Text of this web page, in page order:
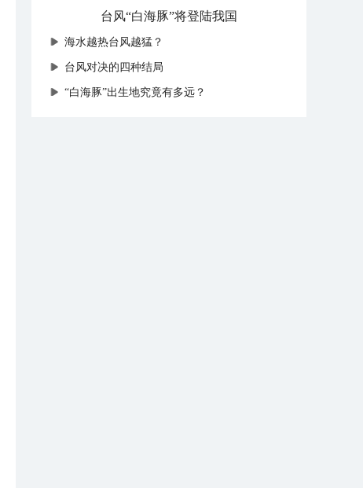
台风“白海豚”将登陆我国
海水越热台风越猛？
台风对决的四种结局
“白海豚”出生地究竟有多远？